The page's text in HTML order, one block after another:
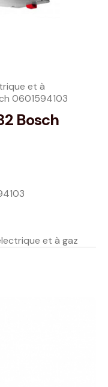
et à
0601594103
Bosch
et à gaz